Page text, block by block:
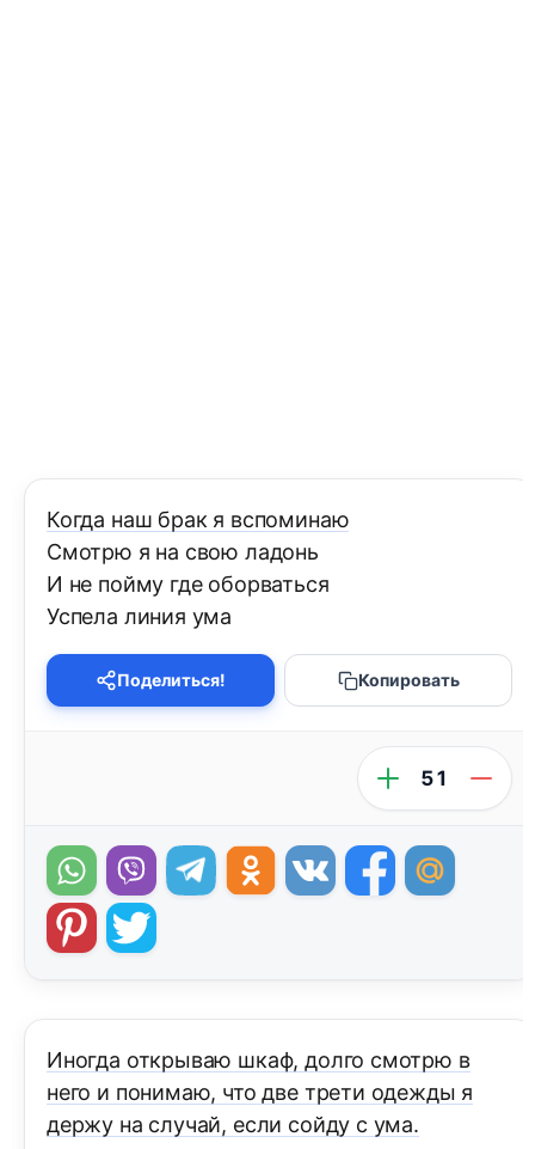
Когда наш брак я вспоминаю
Смотрю я на свою ладонь
И не пойму где оборваться
Успела линия ума
Поделиться! Копировать
51
Иногда открываю шкаф, долго смотрю в
него и понимаю, что две трети одежды я
держу на случай, если сойду с ума.